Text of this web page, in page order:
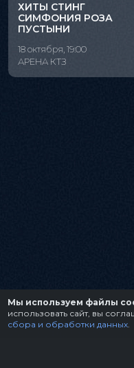
ХИТЫ СТИНГ
СИМФОНИЯ РОЗА
ПУСТЫНИ
18 октября, 19:00
АРЕНА КТЗ
Мы используем файлы
использовать сайт, вы
сбора и обработки данных